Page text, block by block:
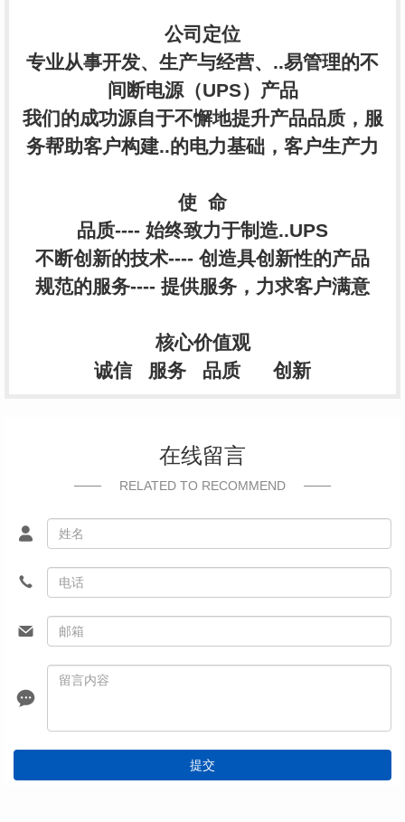
公司定位
专业从事开发、生产与经营、..易管理的不
间断电源（UPS）产品
我们的成功源自于不懈地提升产品品质，服
务帮助客户构建..的电力基础，客户生产力
使 命
品质---- 始终致力于制造..UPS
不断创新的技术---- 创造具创新性的产品
规范的服务---- 提供服务，力求客户满意
核心价值观
诚信 服务 品质 创新
在线留言
RELATED TO RECOMMEND
提交